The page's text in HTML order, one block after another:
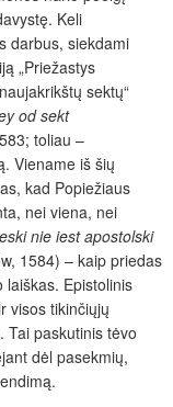
Keli
darbus, siekdami
„Priežastys
sektų“
od sekt
toliau –
Viename iš šių
kad Popiežiaus
nei viena, nei
nie iest apostolski
1584) – kaip priedas
laiškas. Epistolinis
visos tikinčiųjų
Tai paskutinis tėvo
dėl pasekmių,